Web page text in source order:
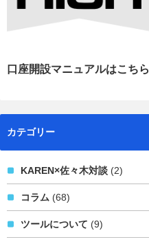
口座開設マニュアルはこちら
カテゴリー
KAREN×佐々木対談 (2)
コラム (68)
ツールについて (9)